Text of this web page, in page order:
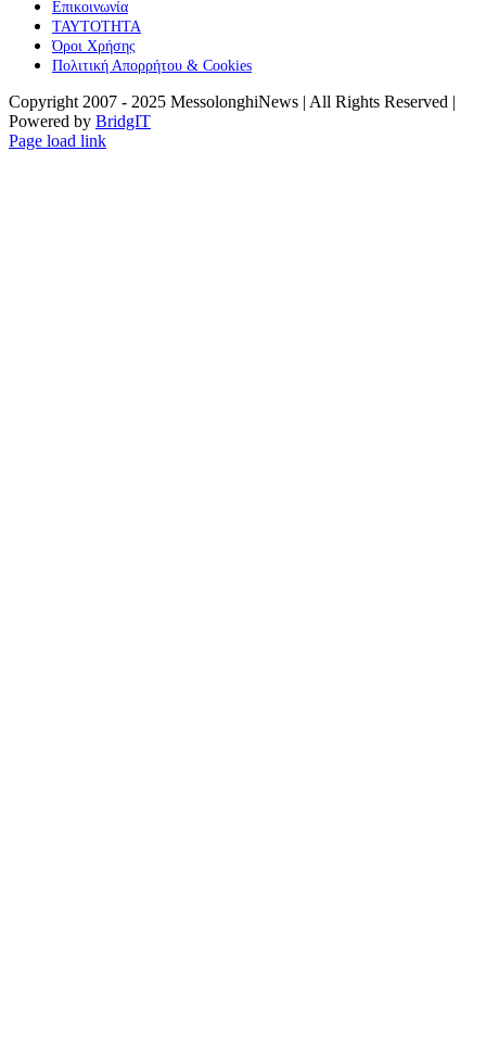
Επικοινωνία
ΤΑΥΤΟΤΗΤΑ
Όροι Χρήσης
Πολιτική Απορρήτου & Cookies
Copyright 2007 - 2025 MessolonghiNews | All Rights Reserved |
Powered by BridgIT
YouTube
Facebook
Instagram
Page load link